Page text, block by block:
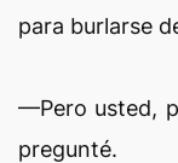
para burlarse
—Pero usted,
pregunté.